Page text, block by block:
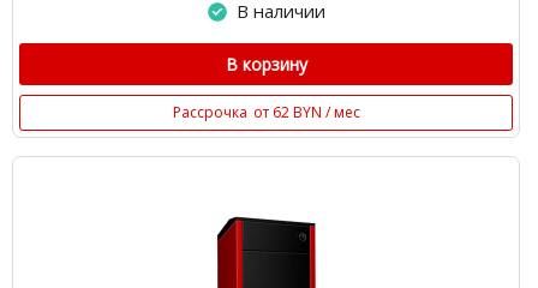
В наличии
В корзину
Рассрочка от 62 BYN / мес